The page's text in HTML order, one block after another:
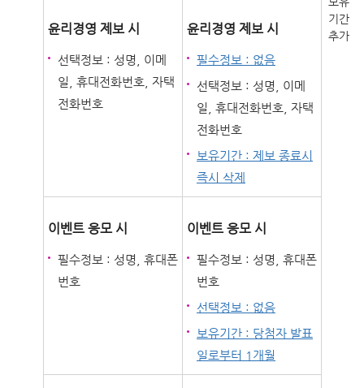
기간
추가
윤리경영 제보 시
선택정보 : 성명, 이메
일, 휴대전화번호, 자택
전화번호
윤리경영 제보 시
필수정보 : 없음
선택정보 : 성명, 이메
일, 휴대전화번호, 자택
전화번호
보유기간 : 제보 종료시
즉시 삭제
이벤트 응모 시
필수정보 : 성명, 휴대폰
번호
이벤트 응모 시
필수정보 : 성명, 휴대폰
번호
선택정보 : 없음
보유기간 : 당첨자 발표
일로부터 1개월